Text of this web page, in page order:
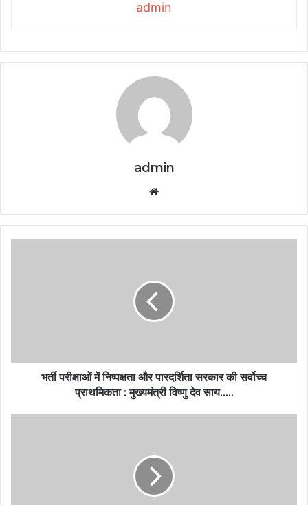
admin
admin
भर्ती परीक्षाओं में निष्पक्षता और पारदर्शिता सरकार की सर्वोच्च
प्राथमिकता : मुख्यमंत्री विष्णु देव साय…..